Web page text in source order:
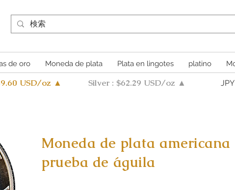
de oro Moneda de plata Plata en lingotes platino
USD/oz ▲ Silver : $62.29 USD/oz ▲
Moneda de plata americana
prueba de águila